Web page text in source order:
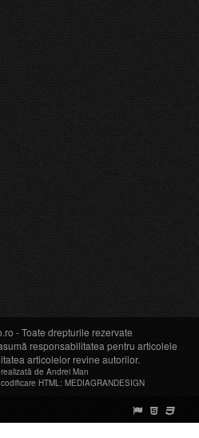
- Toate drepturile rezervate
responsabilitatea pentru articolele
articolelor revine autorilor.
de Andrei Man
codificare HTML : MEDIAGRANDESIGN